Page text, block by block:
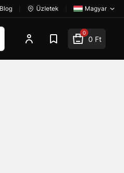
Blog Üzletek Magyar
0
0 Ft